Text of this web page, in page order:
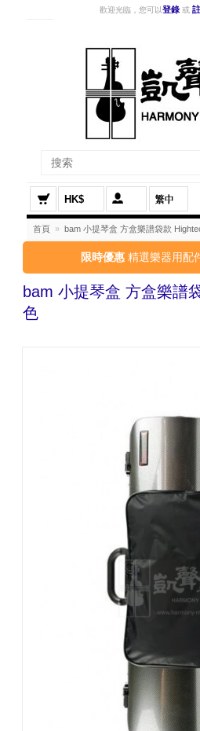
歡迎光臨，您可以登錄 或
HK$
首頁 » bam 小提琴盒 方盒樂譜袋款
限時優惠 精選樂器用配
bam 小提琴盒 方盒樂譜
色